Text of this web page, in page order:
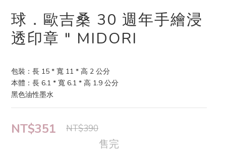
獨立文具店 X iMAT 聯名印章墊 ୨୧💝滿額送蛇年限定切
割墊
球．歐吉桑 30 週年手繪浸
透印章 " MIDORI
包裝：長 15 * 寬 11 * 高 2 公分
本體：長 6.1 * 寬 6.1 * 高 1.9 公分
黑色油性墨水
NT$351 NT$390
售完